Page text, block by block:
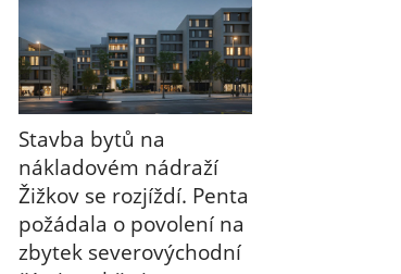
Stavba bytů na
nákladovém nádraží
Žižkov se rozjíždí. Penta
požádala o povolení na
zbytek severovýchodní